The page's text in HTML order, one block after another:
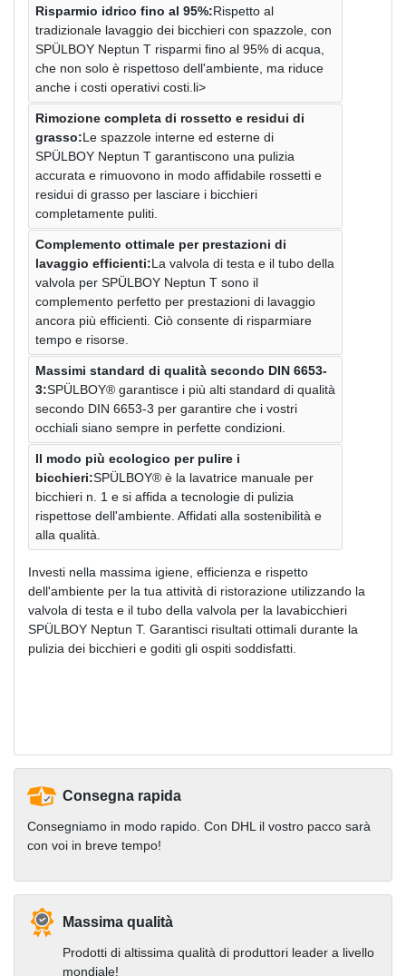
Risparmio idrico fino al 95%:Rispetto al
tradizionale lavaggio dei bicchieri con spazzole, con
SPÜLBOY Neptun T risparmi fino al 95% di acqua,
che non solo è rispettoso dell'ambiente, ma riduce
anche i costi operativi costi.li>
Rimozione completa di rossetto e residui di
grasso:Le spazzole interne ed esterne di
SPÜLBOY Neptun T garantiscono una pulizia
accurata e rimuovono in modo affidabile rossetti e
residui di grasso per lasciare i bicchieri
completamente puliti.
Complemento ottimale per prestazioni di
lavaggio efficienti:La valvola di testa e il tubo della
valvola per SPÜLBOY Neptun T sono il
complemento perfetto per prestazioni di lavaggio
ancora più efficienti. Ciò consente di risparmiare
tempo e risorse.
Massimi standard di qualità secondo DIN 6653-
3:SPÜLBOY® garantisce i più alti standard di qualità
secondo DIN 6653-3 per garantire che i vostri
occhiali siano sempre in perfette condizioni.
Il modo più ecologico per pulire i
bicchieri:SPÜLBOY® è la lavatrice manuale per
bicchieri n. 1 e si affida a tecnologie di pulizia
rispettose dell'ambiente. Affidati alla sostenibilità e
alla qualità.
Investi nella massima igiene, efficienza e rispetto
dell'ambiente per la tua attività di ristorazione utilizzando la
valvola di testa e il tubo della valvola per la lavabicchieri
SPÜLBOY Neptun T. Garantisci risultati ottimali durante la
pulizia dei bicchieri e goditi gli ospiti soddisfatti.
Consegna rapida
Consegniamo in modo rapido. Con DHL il vostro pacco sarà
con voi in breve tempo!
Massima qualità
Prodotti di altissima qualità di produttori leader a livello
mondiale!